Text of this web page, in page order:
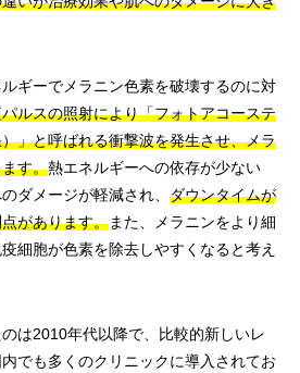
ギーでメラニン色素を破壊するのに対
ルスの照射により「フォトアコーステ
」と呼ばれる衝撃波を発生させ、メラ
す。熱エネルギーへの依存が少ない
ダメージが軽減され、 ダウンタイムが
があります。また、メラニンをより細
細胞が色素を除去しやすくなると考え
は2010年代以降で、比較的新しいレ
でも多くのクリニックに導入されてお